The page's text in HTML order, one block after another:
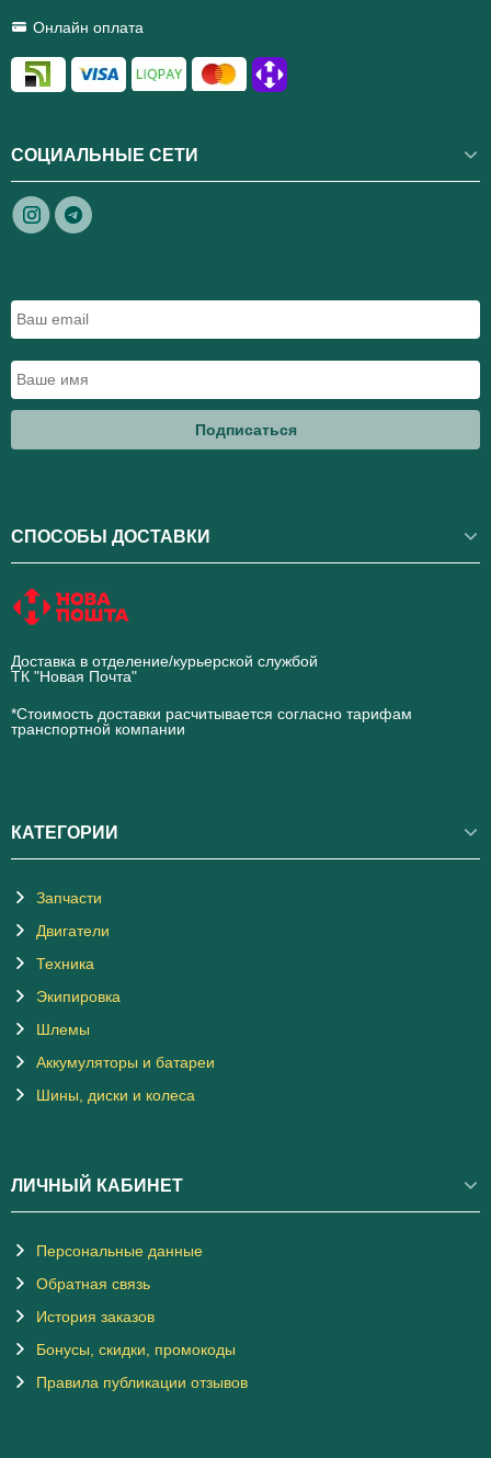
Онлайн оплата
СОЦИАЛЬНЫЕ СЕТИ
Подписаться
СПОСОБЫ ДОСТАВКИ
Доставка в отделение/курьерской службой
ТК "Новая Почта"
*Стоимость доставки расчитывается согласно тарифам
транспортной компании
КАТЕГОРИИ
Запчасти
Двигатели
Техника
Экипировка
Шлемы
Аккумуляторы и батареи
Шины, диски и колеса
ЛИЧНЫЙ КАБИНЕТ
Персональные данные
Обратная связь
История заказов
Бонусы, скидки, промокоды
Правила публикации отзывов